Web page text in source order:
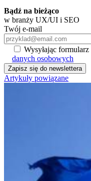
Bądź na bieżąco
w branży UX/UI i SEO
Twój e-mail
Wysyłając
danych osobowych
Artykuły powiązane